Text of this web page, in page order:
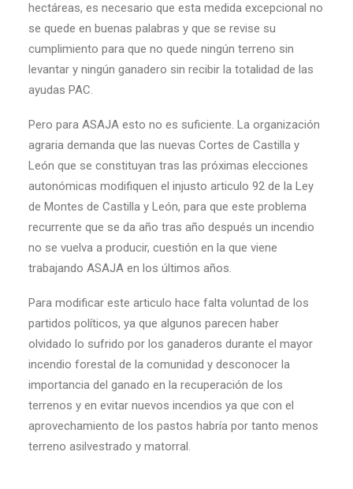
hectáreas, es necesario que esta medida excepcional no
se quede en buenas palabras y que se revise su
cumplimiento para que no quede ningún terreno sin
levantar y ningún ganadero sin recibir la totalidad de las
ayudas PAC.
Pero para ASAJA esto no es suficiente. La organización
agraria demanda que las nuevas Cortes de Castilla y
León que se constituyan tras las próximas elecciones
autonómicas modifiquen el injusto articulo 92 de la Ley
de Montes de Castilla y León, para que este problema
recurrente que se da año tras año después un incendio
no se vuelva a producir, cuestión en la que viene
trabajando ASAJA en los últimos años.
Para modificar este articulo hace falta voluntad de los
partidos políticos, ya que algunos parecen haber
olvidado lo sufrido por los ganaderos durante el mayor
incendio forestal de la comunidad y desconocer la
importancia del ganado en la recuperación de los
terrenos y en evitar nuevos incendios ya que con el
aprovechamiento de los pastos habría por tanto menos
terreno asilvestrado y matorral.